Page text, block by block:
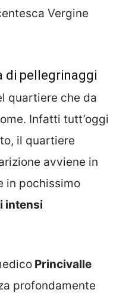
Vergine
di pellegrinaggi
quartiere che da
Infatti tutt’oggi
il quartiere
avviene in
in pochissimo
intensi
Princivalle
profondamente